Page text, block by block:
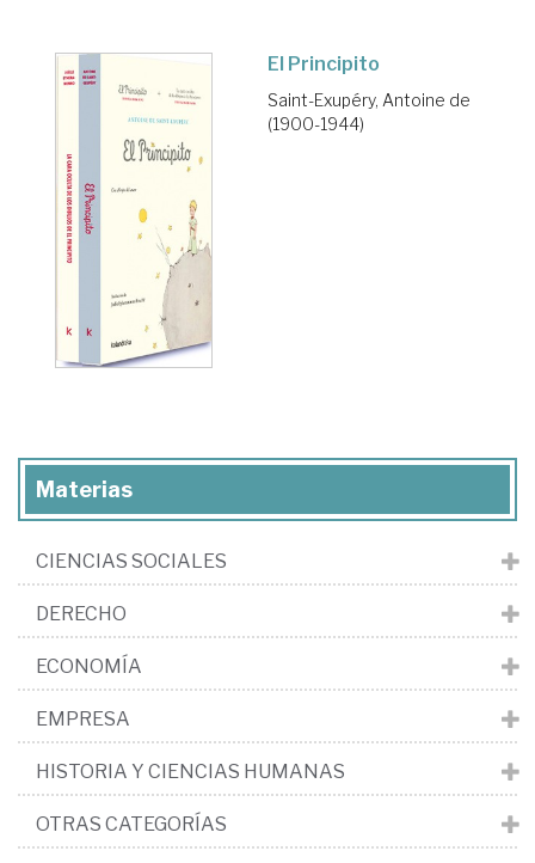
El Principito
Saint-Exupéry, Antoine de
(1900-1944)
Materias
CIENCIAS SOCIALES
DERECHO
ECONOMÍA
EMPRESA
HISTORIA Y CIENCIAS HUMANAS
OTRAS CATEGORÍAS